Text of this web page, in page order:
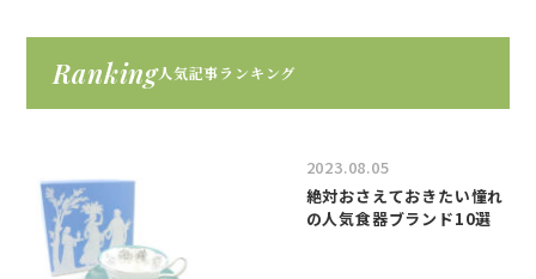
Ranking人気記事ランキング
2023.08.05
絶対おさえておきたい憧れ
の人気食器ブランド10選